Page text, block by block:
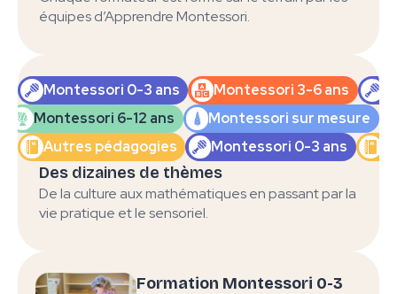
Multi-
pédagogie
en crèche
Snoezlen
Les
opérations
pour les 6-12
ans
pour les
0-3 ans
équipes d’Apprendre Montessori.
Montessori 0-3 ans Montessori 3-6 ans
Montessori 6-12 ans
Montessori sur mesure
Autres pédagogies
Montessori 0-3 ans
Des dizaines de thèmes
De la culture aux mathématiques en passant par la
vie pratique et le sensoriel.
Formation Montessori 0-3